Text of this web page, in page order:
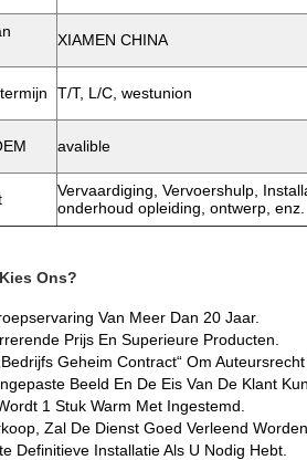
XIAMEN CHINA
T/T, L/C, westunion
avalible
Vervaardiging, Vervoershulp,
onderhoud opleiding, ontwerp, enz.
Ons?
Van Meer Dan 20 Jaar.
Prijs En Superieure Producten.
Geheim Contract“ Om
Beeld En De Eis Van De Klant
1 Stuk Warm Met Ingestemd.
Zal De Dienst Goed Verleend Worden.
Definitieve Installatie Als U Nodig Hebt.